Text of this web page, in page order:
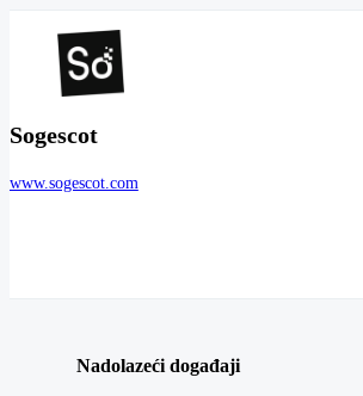
Sogescot
www.sogescot.com
Nadolazeći događaji